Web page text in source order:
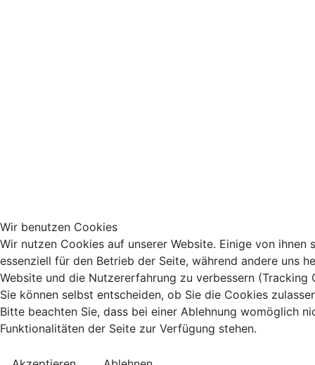
Wir benutzen Cookies
Wir nutzen Cookies auf unserer Website. Einige von ihnen
essenziell für den Betrieb der Seite, während andere uns
Website und die Nutzererfahrung zu verbessern (Tracking
Sie können selbst entscheiden, ob Sie die Cookies
Bitte beachten Sie, dass bei einer Ablehnung womöglich
Funktionalitäten der Seite zur Verfügung stehen.